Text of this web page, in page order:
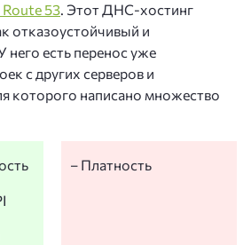
53. Этот ДНС-хостинг
отказоустойчивый и
есть перенос уже
с других серверов и
которого написано множество
– Платность